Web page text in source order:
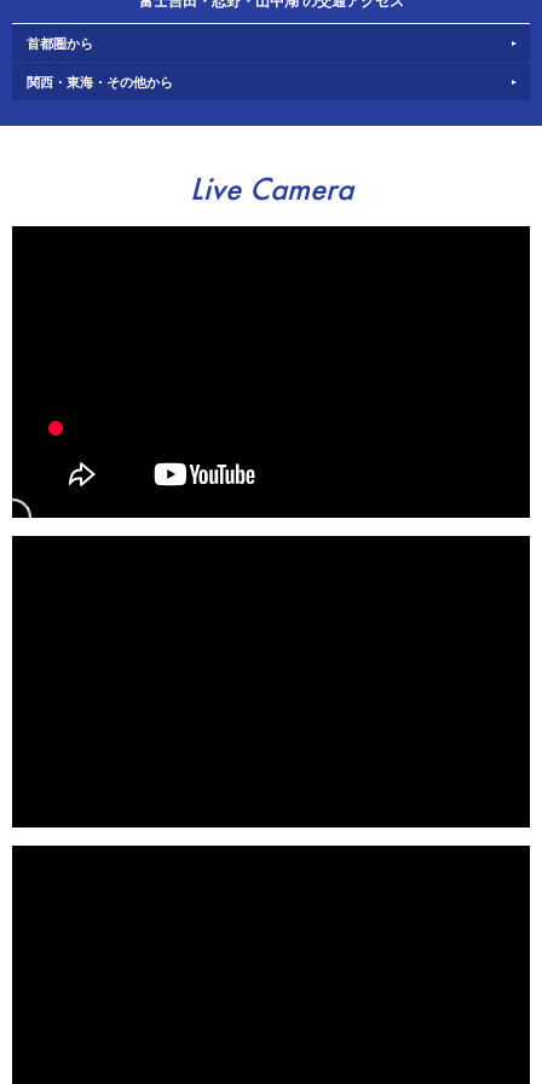
首都圏から
関西・東海・その他から
Live Camera